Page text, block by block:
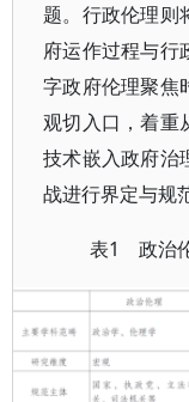
题。行政伦理则
府运作过程与行
字政府伦理聚焦
观切入口，着重
技术嵌入政府治
战进行界定与规范
表1 政治